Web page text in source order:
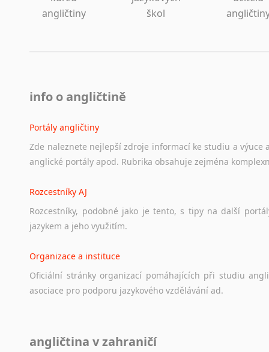
angličtiny
škol
info o angličtině
Portály angličtiny
Zde naleznete nejlepší zdroje informací ke studiu a výuce
anglické portály apod. Rubrika obsahuje zejména
Rozcestníky AJ
Rozcestníky, podobné jako je tento, s tipy na další
jazykem a jeho využitím.
Organizace a instituce
Oficiální stránky organizací pomáhajících při studiu
asociace pro podporu jazykového vzdělávání ad.
Ať už se jedná o česká diskusní
angličtina v zahraničí